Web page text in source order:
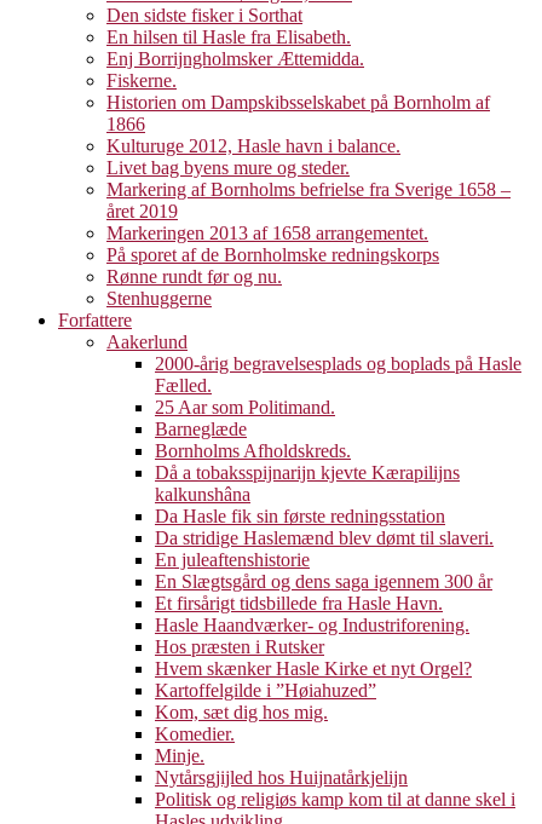
Den sidste fisker i Sorthat
En hilsen til Hasle fra Elisabeth.
Enj Borrijngholmsker Ættemidda.
Fiskerne.
Historien om Dampskibsselskabet på Bornholm af
1866
Kulturuge 2012, Hasle havn i balance.
Livet bag byens mure og steder.
Markering af Bornholms befrielse fra Sverige 1658 –
året 2019
Markeringen 2013 af 1658 arrangementet.
På sporet af de Bornholmske redningskorps
Rønne rundt før og nu.
Stenhuggerne
Forfattere
Aakerlund
2000-årig begravelsesplads og boplads på Hasle
Fælled.
25 Aar som Politimand.
Barneglæde
Bornholms Afholdskreds.
Då a tobaksspijnarijn kjevte Kærapilijns
kalkunshâna
Da Hasle fik sin første redningsstation
Da stridige Haslemænd blev dømt til slaveri.
En juleaftenshistorie
En Slægtsgård og dens saga igennem 300 år
Et firsårigt tidsbillede fra Hasle Havn.
Hasle Haandværker- og Industriforening.
Hos præsten i Rutsker
Hvem skænker Hasle Kirke et nyt Orgel?
Kartoffelgilde i ”Høiahuzed”
Kom, sæt dig hos mig.
Komedier.
Minje.
Nytårsgjijled hos Huijnatårkjelijn
Politisk og religiøs kamp kom til at danne skel i